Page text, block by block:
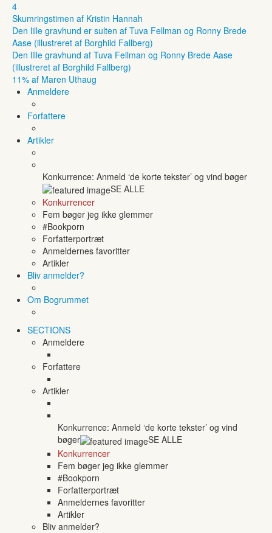
4
Skumringstimen af Kristin Hannah
Den lille gravhund er sulten af Tuva Fellman og Ronny Brede
Aase (illustreret af Borghild Fallberg)
Den lille gravhund af Tuva Fellman og Ronny Brede Aase
(illustreret af Borghild Fallberg)
11% af Maren Uthaug
Anmeldere
Forfattere
Artikler
Konkurrence: Anmeld ‘de korte tekster’ og vind bøger
SE ALLE
Konkurrencer
Fem bøger jeg ikke glemmer
#Bookporn
Forfatterportræt
Anmeldernes favoritter
Artikler
Bliv anmelder?
Om Bogrummet
SECTIONS
Anmeldere
Forfattere
Artikler
Konkurrence: Anmeld ‘de korte tekster’ og vind
bøger
SE ALLE
Konkurrencer
Fem bøger jeg ikke glemmer
#Bookporn
Forfatterportræt
Anmeldernes favoritter
Artikler
Bliv anmelder?